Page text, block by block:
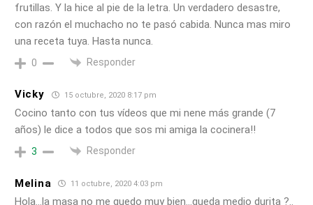
frutillas. Y la hice al pie de la letra. Un verdadero desastre,
con razón el muchacho no te pasó cabida. Nunca mas miro
una receta tuya. Hasta nunca.
0 Responder
Vicky 15 octubre, 2020 8:17 pm
Cocino tanto con tus vídeos que mi nene más grande (7
años) le dice a todos que sos mi amiga la cocinera!!
3 Responder
Melina 11 octubre, 2020 4:03 pm
Hola…la masa no me quedo muy bien…queda medio durita ?..